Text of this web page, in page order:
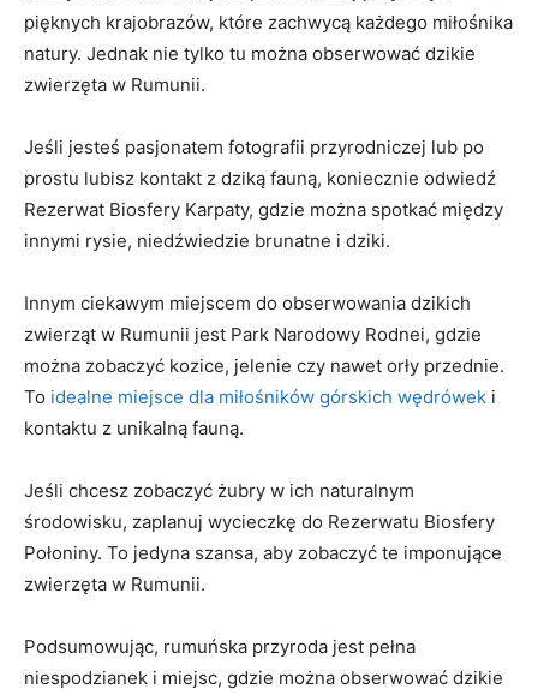
pięknych krajobrazów, które zachwycą każdego miłośnika
natury. Jednak nie tylko tu można obserwować dzikie
zwierzęta w Rumunii.
Jeśli jesteś pasjonatem fotografii przyrodniczej lub po
prostu lubisz kontakt z dziką fauną, koniecznie odwiedź
Rezerwat Biosfery Karpaty, gdzie można spotkać między
innymi rysie, niedźwiedzie brunatne i dziki.
Innym ciekawym miejscem do obserwowania dzikich
zwierząt w Rumunii jest Park Narodowy Rodnei, gdzie
można zobaczyć kozice, jelenie czy nawet orły przednie.
To idealne miejsce dla miłośników górskich wędrówek i
kontaktu z unikalną fauną.
Jeśli chcesz zobaczyć żubry w ich naturalnym
środowisku, zaplanuj wycieczkę do Rezerwatu Biosfery
Połoniny. To jedyna szansa, aby zobaczyć te imponujące
zwierzęta w Rumunii.
Podsumowując, rumuńska przyroda jest pełna
niespodzianek i miejsc, gdzie można obserwować dzikie